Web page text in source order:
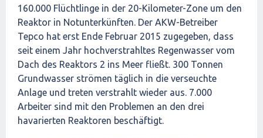
160.000 Flüchtlinge in der 20-Kilometer-Zone um den
Reaktor in Notunterkünften. Der AKW-Betreiber
Tepco hat erst Ende Februar 2015 zugegeben, dass
seit einem Jahr hochverstrahltes Regenwasser vom
Dach des Reaktors 2 ins Meer fließt. 300 Tonnen
Grundwasser strömen täglich in die verseuchte
Anlage und treten verstrahlt wieder aus. 7.000
Arbeiter sind mit den Problemen an den drei
havarierten Reaktoren beschäftigt.